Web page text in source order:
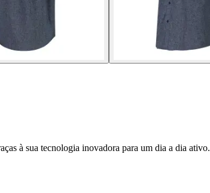
à sua tecnologia inovadora para um dia a dia ativo.